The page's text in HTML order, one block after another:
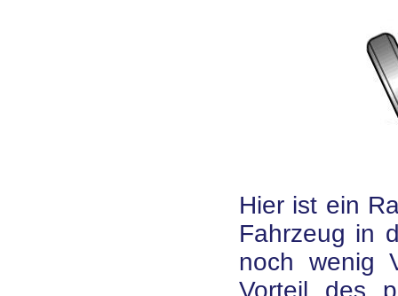
Hier ist ein
Fahrzeug in
noch wenig
Vorteil des